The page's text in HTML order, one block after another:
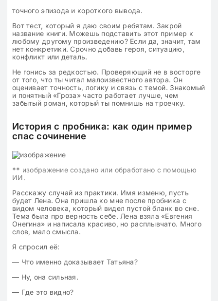
точного эпизода и короткого вывода.
Вот тест, который я даю своим ребятам. Закрой
название книги. Можешь подставить этот пример к
любому другому произведению? Если да, значит, там
нет конкретики. Срочно добавь героя, ситуацию,
конфликт или деталь.
Не гонись за редкостью. Проверяющий не в восторге
от того, что ты читал малоизвестного автора. Он
оценивает точность, логику и связь с темой. Знакомый
и понятный «Гроза» часто работает лучше, чем
забытый роман, который ты помнишь на троечку.
История с пробника: как один пример
спас сочинение
** изображение создано или обработано с помощью
ИИ.
Расскажу случай из практики. Имя изменю, пусть
будет Лена. Она пришла ко мне после пробника с
видом человека, который видел пустой бланк во сне.
Тема была про верность себе. Лена взяла «Евгения
Онегина» и написала красиво, но расплывчато. Много
слов, мало смысла.
Я спросил её:
— Что именно доказывает Татьяна?
— Ну, она сильная.
— Где это видно?